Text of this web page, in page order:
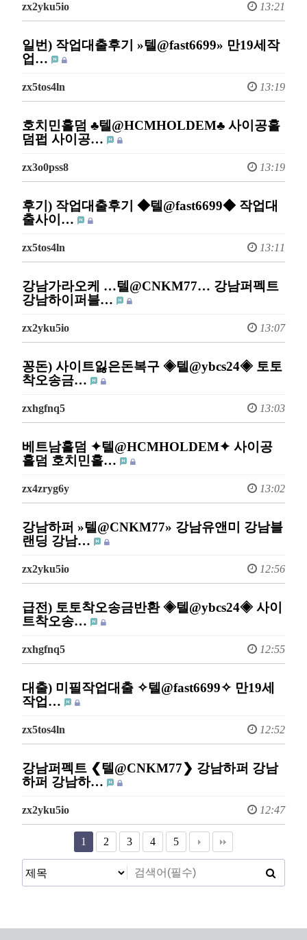
zx2yku5io 13:21
일번) 작업대출후기 »텔@fast6699» 만19세작
업…
zx5tos4ln 13:19
호치민홀덤 ♣텔@HCMHOLDEM♣ 사이공홀
덤펍 사이공…
zx3o0pss8 13:19
후기) 작업대출후기 ◆텔@fast6699◆ 작업대
출사이…
zx5tos4ln 13:11
강남가라오케 …텔@CNKM77… 강남퍼펙트
강남하이퍼블…
zx2yku5io 13:07
꽁돈) 사이트잃은돈복구 ◈텔@ybcs24◈ 토토
착오송금…
zxhgfnq5 13:03
베트남홀덤 ✦텔@HCMHOLDEM✦ 사이공
홀덤 호치민홀…
zx4zryg6y 13:02
강남하퍼 »텔@CNKM77» 강남유앤미 강남블
랜딩 강남…
zx2yku5io 12:56
급전) 토토착오송금반환 ◈텔@ybcs24◈ 사이
트착오송…
zxhgfnq5 12:55
대출) 미필작업대출 ✧텔@fast6699✧ 만19세
작업…
zx5tos4ln 12:52
강남퍼펙트 ❮텔@CNKM77❯ 강남하퍼 강남
하퍼 강남하…
zx2yku5io 12:47
1 2 3 4 5